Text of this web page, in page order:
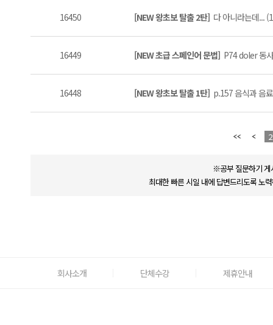
16450 [NEW 왕초보 탈출 2탄] 다 아니라는데...
16449 [NEW 초급 스페인어 문법] P74 doler 동
16448 [NEW 왕초보 탈출 1탄] p.157 음식과 음
※공부 질문하기 게
최대한 빠른 시일 내에 답변드리도록 노
회사소개 단체수강 제휴안내